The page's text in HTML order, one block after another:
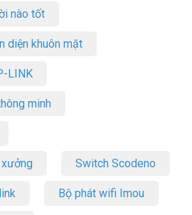
nào tốt
diện khuôn mặt
LINK
minh
Switch Scodeno
Bộ phát wifi Imou